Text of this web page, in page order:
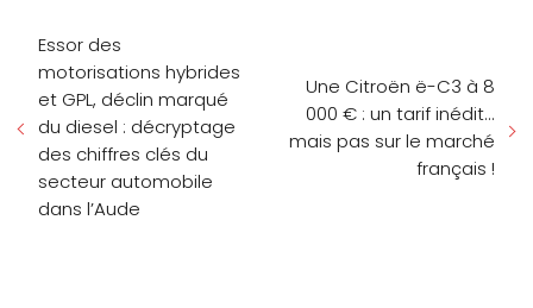
Essor des
motorisations hybrides
et GPL, déclin marqué
du diesel : décryptage
des chiffres clés du
secteur automobile
dans l’Aude
Une Citroën ë-C3 à 8
000 € : un tarif inédit...
mais pas sur le marché
français !